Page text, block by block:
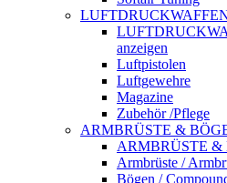
anzeigen
Luftpistolen
Luftgewehre
Magazine
Zubehör /Pflege
ARMBRÜSTE &
ARMBRÜSTE &
Armbrüste /
Bögen /